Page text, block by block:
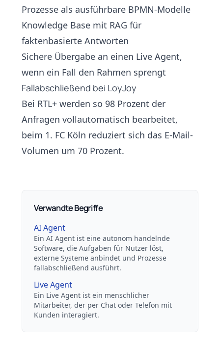
Prozesse als ausführbare BPMN-Modelle
Knowledge Base mit RAG für
faktenbasierte Antworten
Sichere Übergabe an einen Live Agent,
wenn ein Fall den Rahmen sprengt
Fallabschließend bei LoyJoy
Bei RTL+ werden so 98 Prozent der
Anfragen vollautomatisch bearbeitet,
beim 1. FC Köln reduziert sich das E-Mail-
Volumen um 70 Prozent.
Verwandte Begriffe
AI Agent
Ein AI Agent ist eine autonom handelnde
Software, die Aufgaben für Nutzer löst,
externe Systeme anbindet und Prozesse
fallabschließend ausführt.
Live Agent
Ein Live Agent ist ein menschlicher
Mitarbeiter, der per Chat oder Telefon mit
Kunden interagiert.